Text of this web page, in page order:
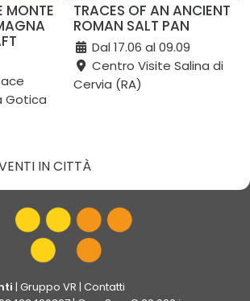
MONTE
Gotica
TRACES OF AN ANCIENT
ROMAN SALT PAN
Dal 17.06 al 09.09
Centro Visite Salina di
Cervia (RA)
IN CITTÀ
| Gruppo VR | Contatti